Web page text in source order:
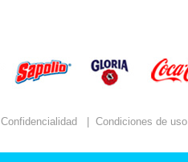
Confidencialidad Condiciones de uso